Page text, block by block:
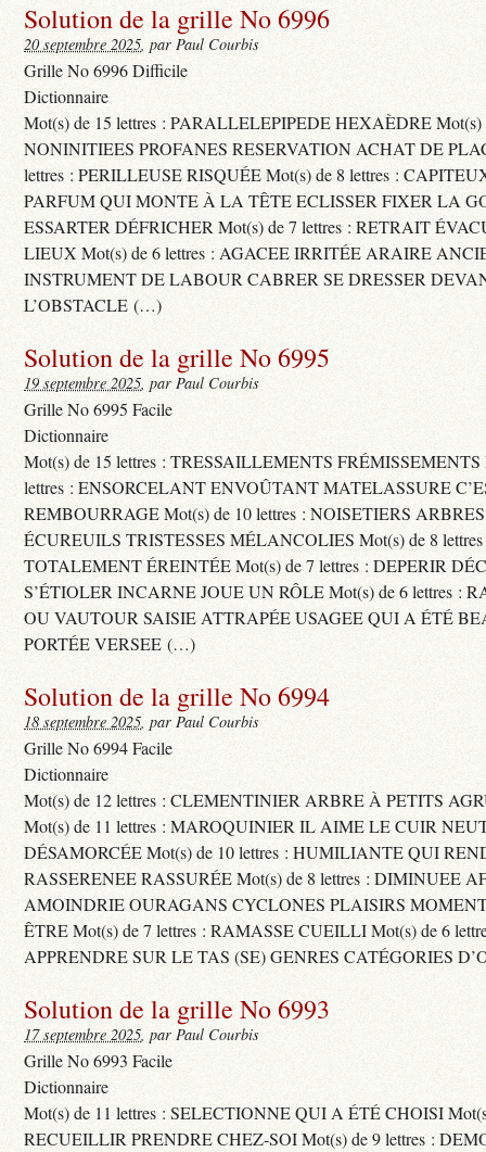
Solution de la grille No 6996
20 septembre 2025, par Paul Courbis
Grille No 6996 Difficile
Dictionnaire
Mot(s) de 15 lettres : PARALLELEPIPEDE HEXAÈDRE Mot(s)
NONINITIEES PROFANES RESERVATION ACHAT DE
lettres : PERILLEUSE RISQUÉE Mot(s) de 8 lettres :
PARFUM QUI MONTE À LA TÊTE ECLISSER FIXER LA
ESSARTER DÉFRICHER Mot(s) de 7 lettres : RETRAIT
LIEUX Mot(s) de 6 lettres : AGACEE IRRITÉE ARAIRE
INSTRUMENT DE LABOUR CABRER SE DRESSER
L’OBSTACLE (…)
Solution de la grille No 6995
19 septembre 2025, par Paul Courbis
Grille No 6995 Facile
Dictionnaire
Mot(s) de 15 lettres : TRESSAILLEMENTS FRÉMISSEMENTS
lettres : ENSORCELANT ENVOÛTANT MATELASSURE
REMBOURRAGE Mot(s) de 10 lettres : NOISETIERS
ÉCUREUILS TRISTESSES MÉLANCOLIES Mot(s) de 8
TOTALEMENT ÉREINTÉE Mot(s) de 7 lettres : DEPERIR
S’ÉTIOLER INCARNE JOUE UN RÔLE Mot(s) de 6 lettres :
OU VAUTOUR SAISIE ATTRAPÉE USAGEE QUI A ÉTÉ
PORTÉE VERSEE (…)
Solution de la grille No 6994
18 septembre 2025, par Paul Courbis
Grille No 6994 Facile
Dictionnaire
Mot(s) de 12 lettres : CLEMENTINIER ARBRE À PETITS
Mot(s) de 11 lettres : MAROQUINIER IL AIME LE CUIR
DÉSAMORCÉE Mot(s) de 10 lettres : HUMILIANTE QUI
RASSERENEE RASSURÉE Mot(s) de 8 lettres : DIMINUEE
AMOINDRIE OURAGANS CYCLONES PLAISIRS
ÊTRE Mot(s) de 7 lettres : RAMASSE CUEILLI Mot(s) de 6
APPRENDRE SUR LE TAS (SE) GENRES CATÉGORIES
Solution de la grille No 6993
17 septembre 2025, par Paul Courbis
Grille No 6993 Facile
Dictionnaire
Mot(s) de 11 lettres : SELECTIONNE QUI A ÉTÉ CHOISI
RECUEILLIR PRENDRE CHEZ-SOI Mot(s) de 9 lettres :